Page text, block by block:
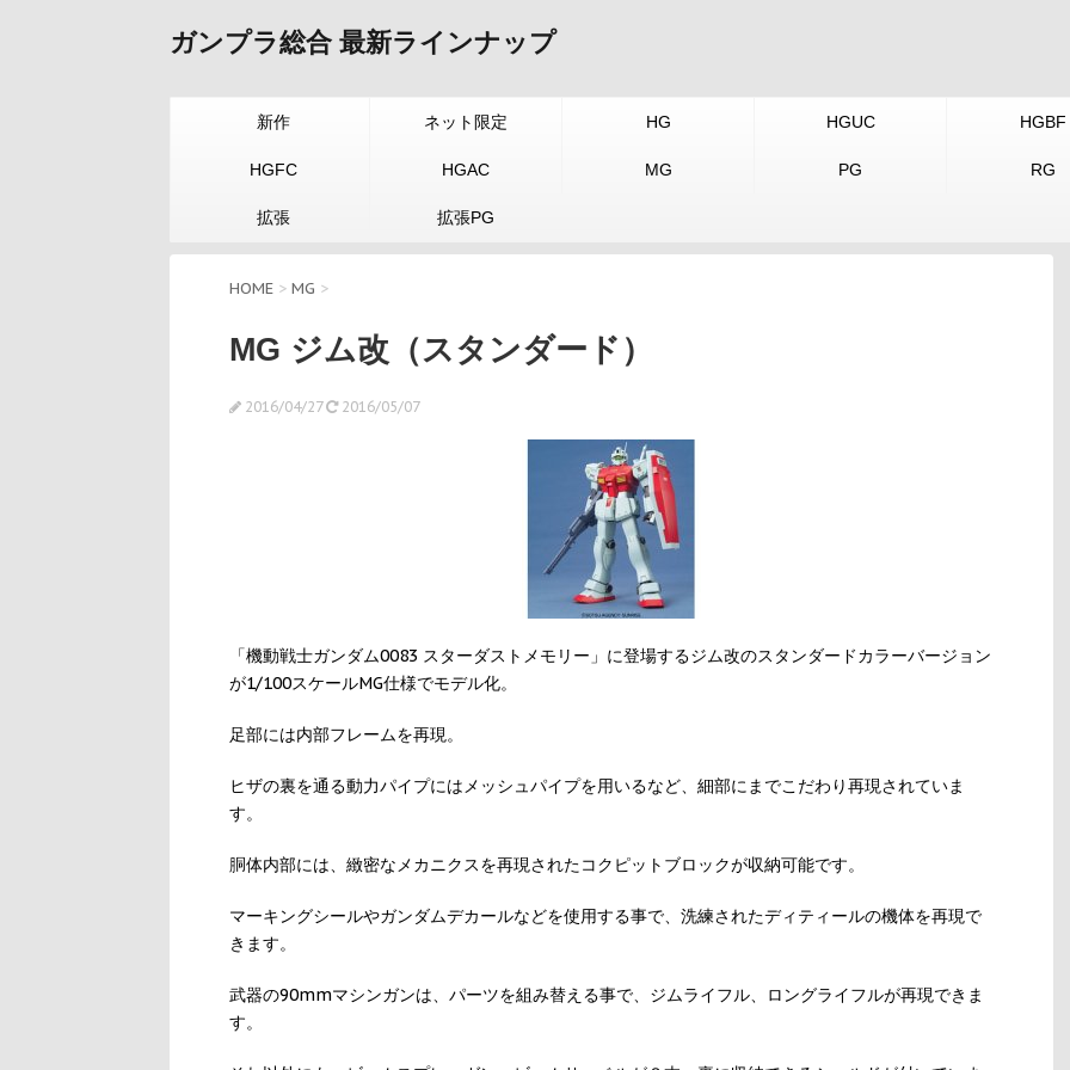
ガンプラ総合 最新ラインナップ
新作 ネット限定 HG HGUC HGBF
HGFC HGAC MG PG RG
拡張 拡張PG
HOME > MG >
MG ジム改（スタンダード）
2016/04/27 2016/05/07
「機動戦士ガンダム0083 スターダストメモリー」に登場するジム改のスタンダードカラーバージョン
が1/100スケールMG仕様でモデル化。
足部には内部フレームを再現。
ヒザの裏を通る動力パイプにはメッシュパイプを用いるなど、細部にまでこだわり再現されていま
す。
胴体内部には、緻密なメカニクスを再現されたコクピットブロックが収納可能です。
マーキングシールやガンダムデカールなどを使用する事で、洗練されたディティールの機体を再現で
きます。
武器の90mmマシンガンは、パーツを組み替える事で、ジムライフル、ロングライフルが再現できま
す。